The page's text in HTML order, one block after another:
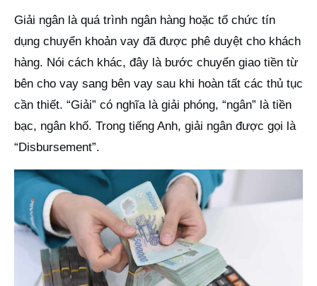
Giải ngân là quá trình ngân hàng hoặc tổ chức tín
dụng chuyển khoản vay đã được phê duyệt cho khách
hàng. Nói cách khác, đây là bước chuyển giao tiền từ
bên cho vay sang bên vay sau khi hoàn tất các thủ tục
cần thiết. “Giải” có nghĩa là giải phóng, “ngân” là tiền
bạc, ngân khố. Trong tiếng Anh, giải ngân được gọi là
“Disbursement”.